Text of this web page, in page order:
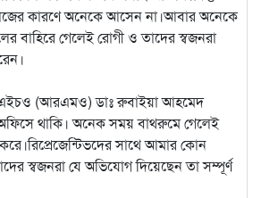
কারণে অনেকে আসেন না।আবার অনেকে
বাহিরে গেলেই রোগী ও তাদের স্বজনরা
টিএইচও (আরএমও) ডাঃ রুবাইয়া আহমেদ
থাকি। অনেক সময় বাথরুমে গেলেই
সাথে আমার কোন
স্বজনরা যে অভিযোগ দিয়েছেন তা সম্পূর্ণ